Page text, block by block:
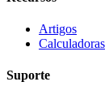
Artigos
Calculadoras
Suporte